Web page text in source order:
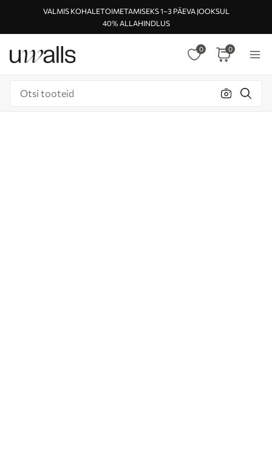
VALMIS KOHALETOIMETAMISEKS 1–3 PÄEVA JOOKSUL
40% ALLAHINDLUS
0 0